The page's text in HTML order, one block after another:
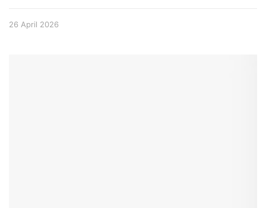
26 April 2026